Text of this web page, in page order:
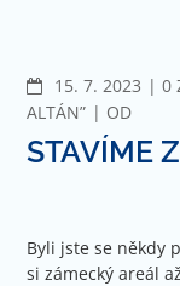
15. 7. 2023
0
ALTÁN”
OD
STAVÍME
Byli jste se někdy
si zámecký areál